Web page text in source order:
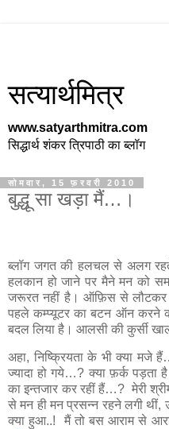
सत्यार्थमित्र
www.satyarthmitra.com
सिद्धार्थ शंकर त्रिपाठी का ब्लॉग
सोमवार, 15 फ़रवरी 2010
बुद्धू सा खड़ा मैं…।
ब्लॉग जगत की हलचल से अलग रहते
हलकान हो जाने पर मैने मन को
जरूरत नहीं है। ऑफ़िस से
पहले कम्प्यूटर का बटन ऑन
बदल लिया है। आलसी की कुर्सी
अहा, निष्क्रियता के भी क्या मजे
ज्यादा हो गये…? क्या फ़र्क पड़ता
का इन्तजार कर रहीं हैं…? मेरी
से मन ही मन प्रसन्न रहने लगी थीं,
क्या हुआ..! मैं तो बस आराम से